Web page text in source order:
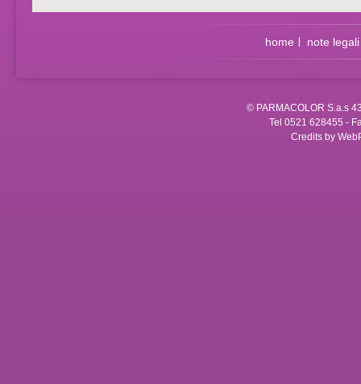
home note legali
© PARMACOLOR S.a.s
Tel 0521 628455 -
Credits by